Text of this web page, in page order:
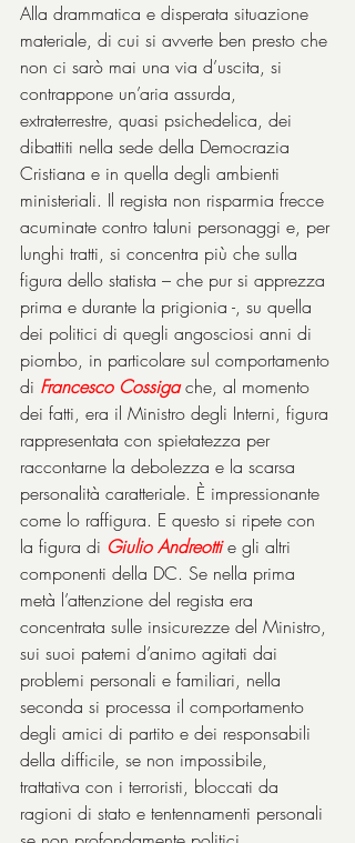
Alla drammatica e disperata situazione
materiale, di cui si avverte ben presto che
non ci sarò mai una via d’uscita, si
contrappone un’aria assurda,
extraterrestre, quasi psichedelica, dei
dibattiti nella sede della Democrazia
Cristiana e in quella degli ambienti
ministeriali. Il regista non risparmia frecce
acuminate contro taluni personaggi e, per
lunghi tratti, si concentra più che sulla
figura dello statista – che pur si apprezza
prima e durante la prigionia -, su quella
dei politici di quegli angosciosi anni di
piombo, in particolare sul comportamento
di Francesco Cossiga che, al momento
dei fatti, era il Ministro degli Interni, figura
rappresentata con spietatezza per
raccontarne la debolezza e la scarsa
personalità caratteriale. È impressionante
come lo raffigura. E questo si ripete con
la figura di Giulio Andreotti e gli altri
componenti della DC. Se nella prima
metà l’attenzione del regista era
concentrata sulle insicurezze del Ministro,
sui suoi patemi d’animo agitati dai
problemi personali e familiari, nella
seconda si processa il comportamento
degli amici di partito e dei responsabili
della difficile, se non impossibile,
trattativa con i terroristi, bloccati da
ragioni di stato e tentennamenti personali